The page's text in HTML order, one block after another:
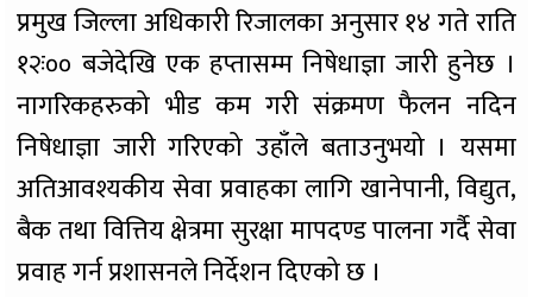
प्रमुख जिल्ला अधिकारी रिजालका अनुसार १४ गते राति
१२ः०० बजेदेखि एक हप्तासम्म निषेधाज्ञा जारी हुनेछ ।
नागरिकहरुको भीड कम गरी संक्रमण फैलन नदिन
निषेधाज्ञा जारी गरिएको उहाँले बताउनुभयो । यसमा
अतिआवश्यकीय सेवा प्रवाहका लागि खानेपानी, विद्युत,
बैक तथा वित्तिय क्षेत्रमा सुरक्षा मापदण्ड पालना गर्दै सेवा
प्रवाह गर्न प्रशासनले निर्देशन दिएको छ ।